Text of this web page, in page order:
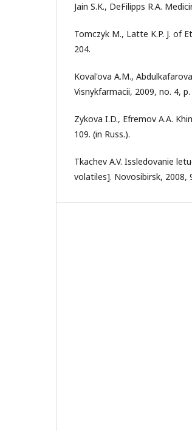
Jain S.K., DeFilipps R.A.
Tomczyk M., Latte K.P. J. of
204.
Koval'ova A.M.,
Visnykfarmacii, 2009, no. 4, p.
Zykova I.D., Efremov A.A.
109. (in Russ.).
Tkachev A.V. Issledovanie
volatiles]. Novosibirsk, 2008,